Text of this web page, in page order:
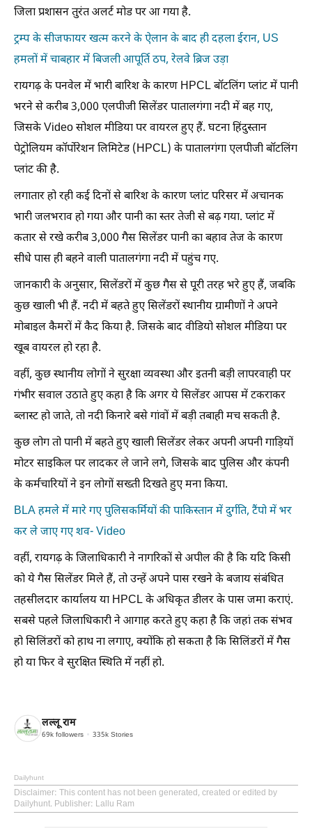
जिला प्रशासन तुरंत अलर्ट मोड पर आ गया है.
ट्रम्प के सीजफायर खत्म करने के ऐलान के बाद ही दहला ईरान, US
हमलों में चाबहार में बिजली आपूर्ति ठप, रेलवे ब्रिज उड़ा
रायगढ़ के पनवेल में भारी बारिश के कारण HPCL बॉटलिंग प्लांट में पानी
भरने से करीब 3,000 एलपीजी सिलेंडर पातालगंगा नदी में बह गए,
जिसके Video सोशल मीडिया पर वायरल हुए हैं. घटना हिंदुस्तान
पेट्रोलियम कॉर्पोरेशन लिमिटेड (HPCL) के पातालगंगा एलपीजी बॉटलिंग
प्लांट की है.
लगातार हो रही कई दिनों से बारिश के कारण प्लांट परिसर में अचानक
भारी जलभराव हो गया और पानी का स्तर तेजी से बढ़ गया. प्लांट में
कतार से रखे करीब 3,000 गैस सिलेंडर पानी का बहाव तेज के कारण
सीधे पास ही बहने वाली पातालगंगा नदी में पहुंच गए.
जानकारी के अनुसार, सिलेंडरों में कुछ गैस से पूरी तरह भरे हुए हैं, जबकि
कुछ खाली भी हैं. नदी में बहते हुए सिलेंडरों स्थानीय ग्रामीणों ने अपने
मोबाइल कैमरों में कैद किया है. जिसके बाद वीडियो सोशल मीडिया पर
खूब वायरल हो रहा है.
वहीं, कुछ स्थानीय लोगों ने सुरक्षा व्यवस्था और इतनी बड़ी लापरवाही पर
गंभीर सवाल उठाते हुए कहा है कि अगर ये सिलेंडर आपस में टकराकर
ब्लास्ट हो जाते, तो नदी किनारे बसे गांवों में बड़ी तबाही मच सकती है.
कुछ लोग तो पानी में बहते हुए खाली सिलेंडर लेकर अपनी अपनी गाड़ियों
मोटर साइकिल पर लादकर ले जाने लगे, जिसके बाद पुलिस और कंपनी
के कर्मचारियों ने इन लोगों सख्ती दिखते हुए मना किया.
BLA हमले में मारे गए पुलिसकर्मियों की पाकिस्तान में दुर्गति, टैंपो में भर
कर ले जाए गए शव- Video
वहीं, रायगढ़ के जिलाधिकारी ने नागरिकों से अपील की है कि यदि किसी
को ये गैस सिलेंडर मिले हैं, तो उन्हें अपने पास रखने के बजाय संबंधित
तहसीलदार कार्यालय या HPCL के अधिकृत डीलर के पास जमा कराएं.
सबसे पहले जिलाधिकारी ने आगाह करते हुए कहा है कि जहां तक संभव
हो सिलिंडरों को हाथ ना लगाए, क्योंकि हो सकता है कि सिलिंडरों में गैस
हो या फिर वे सुरक्षित स्थिति में नहीं हो.
लल्लू राम
69k followers 335k Stories
Dailyhunt
Disclaimer: This content has not been generated, created or edited by
Dailyhunt. Publisher: Lallu Ram